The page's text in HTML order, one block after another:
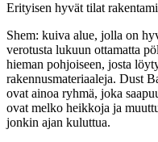
Erityisen hyvät tilat
Shem: kuiva alue, jolla on
verotusta lukuun ottamatta
hieman pohjoiseen, josta
rakennusmateriaaleja. Dust
ovat ainoa ryhmä, joka
ovat melko heikkoja ja
jonkin ajan kuluttua.